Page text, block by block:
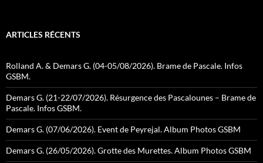
ARTICLES RÉCENTS
Rolland A. & Demars G. (04-05/08/2026). Brame de Pascale. Infos
GSBM.
Demars G. (21-22/07/2026). Résurgence des Pascalounes – Brame de
Pascale. Infos GSBM.
Demars G. (07/06/2026). Event de Peyrejal. Album Photos GSBM
Demars G. (26/05/2026). Grotte des Murettes. Album Photos GSBM